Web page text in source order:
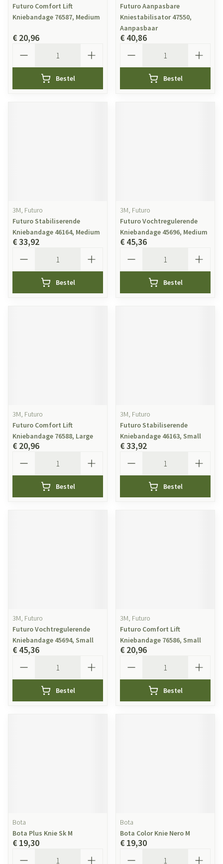
Futuro Comfort Lift
Kniebandage 76587, Medium
€ 20,96
Bestel
Futuro Aanpasbare
Kniestabilisator 47550,
Aanpasbaar
€ 40,86
Bestel
3M, Futuro
Futuro Stabiliserende
Kniebandage 46164, Medium
€ 33,92
Bestel
3M, Futuro
Futuro Vochtregulerende
Kniebandage 45696, Medium
€ 45,36
Bestel
3M, Futuro
Futuro Comfort Lift
Kniebandage 76588, Large
€ 20,96
Bestel
3M, Futuro
Futuro Stabiliserende
Kniebandage 46163, Small
€ 33,92
Bestel
3M, Futuro
Futuro Vochtregulerende
Kniebandage 45694, Small
€ 45,36
Bestel
3M, Futuro
Futuro Comfort Lift
Kniebandage 76586, Small
€ 20,96
Bestel
Bota
Bota Plus Knie Sk M
€ 19,30
Bota
Bota Color Knie Nero M
€ 19,30